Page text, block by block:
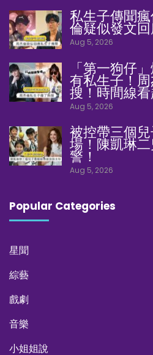
私生子傳聞
倫疑似發文回
Aug 5, 2026
「第一狗仔
有私生子！
搜！時間線
Aug 5, 2026
被控帶三個
場！陳凱琳
警！
Aug 5, 2026
Popular Categories
星聞
綜藝
戲劇
音樂
小姐姐說